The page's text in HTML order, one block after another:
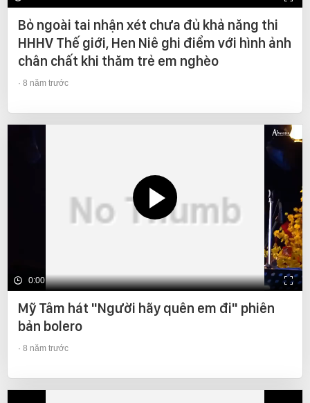
Bỏ ngoài tai nhận xét chưa đủ khả năng thi
HHHV Thế giới, Hen Niê ghi điểm với hình ảnh
chân chất khi thăm trẻ em nghèo
8 năm trước
0:00
Mỹ Tâm hát "Người hãy quên em đi" phiên
bản bolero
8 năm trước